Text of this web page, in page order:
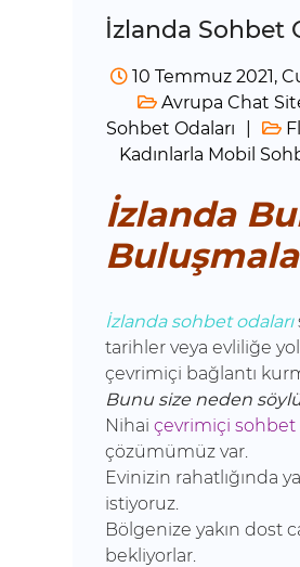
İzlanda Sohbet
10 Temmuz 2021,
Avrupa Chat
Sohbet Odaları
Kadınlarla Mobil
İzlanda
İzlanda sohbet odaları
tarihler veya evliliğe
çevrimiçi bağlantı
Bunu size neden
Nihai çevrimiçi sohbet
çözümümüz var.
Evinizin rahatlığında
istiyoruz.
Bölgenize yakın dost
bekliyorlar.